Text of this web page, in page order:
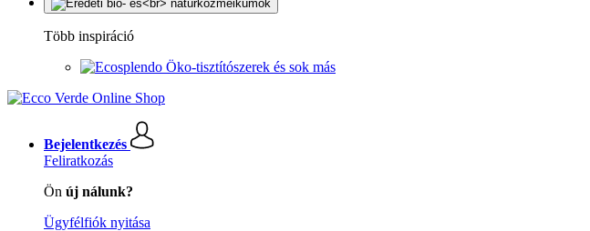
Több inspiráció
Öko-tisztítószerek és sok más
Bejelentkezés
Feliratkozás
Ön új nálunk?
Ügyfélfiók nyitása